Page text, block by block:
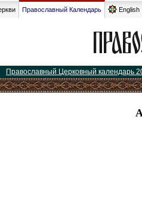
Православный Календарь English
Православный Церковный календарь